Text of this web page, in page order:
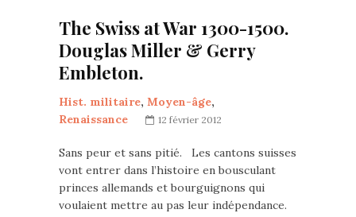
The Swiss at War 1300-1500.
Douglas Miller & Gerry
Embleton.
Hist. militaire, Moyen-âge,
Renaissance
12 février 2012
Sans peur et sans pitié. Les cantons suisses
vont entrer dans l’histoire en bousculant
princes allemands et bourguignons qui
voulaient mettre au pas leur indépendance.